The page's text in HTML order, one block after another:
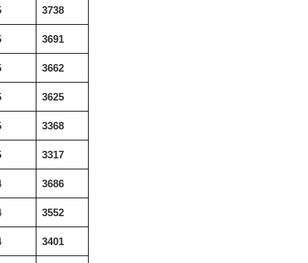
3738
3691
3662
3625
3368
3317
3686
3552
3401